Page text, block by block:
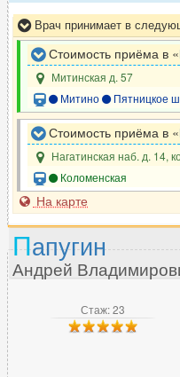
Врач принимает в
Стоимость приёма в «
Митинская д. 57
Митино
Пятницкое
Стоимость приёма в «
Нагатинская наб. д. 14,
Коломенская
На карте
Стаж: 23
Папугин
Андрей